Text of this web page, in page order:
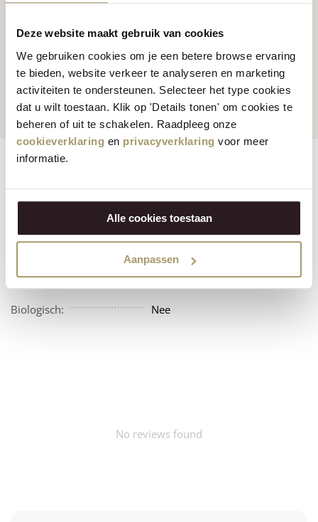
Deze website maakt gebruik van cookies
We gebruiken cookies om je een betere browse ervaring
te bieden, website verkeer te analyseren en marketing
activiteiten te ondersteunen. Selecteer het type cookies
dat u wilt toestaan. Klik op 'Details tonen' om cookies te
beheren of uit te schakelen. Raadpleeg onze
cookieverklaring en privacyverklaring voor meer
informatie.
Alle cookies toestaan
Aanpassen
Klanten beoordelen ons
gemiddeld met een 9.5
Snelle en betrouwbare
levering
Eigenschappen
Vegan: Nee
Beschikbaarheid: Amerika
Biologisch: Nee
No reviews found